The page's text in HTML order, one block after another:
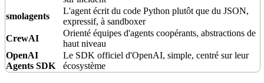
smolagents
L'agent écrit du code Python plutôt que du JSON,
expressif, à sandboxer
CrewAI
Orienté équipes d'agents coopérants, abstractions de
haut niveau
OpenAI
Agents SDK
Le SDK officiel d'OpenAI, simple, centré sur leur
écosystème